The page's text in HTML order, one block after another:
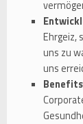
Ehrgeiz,
uns zu
uns